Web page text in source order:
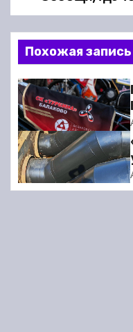
а
в
и
г
а
ц
и
Похожая запись